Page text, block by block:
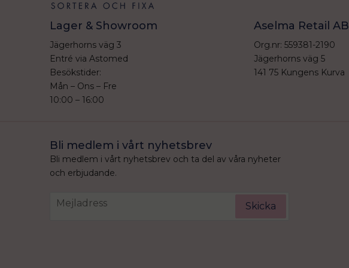
Lager & Showroom
Jägerhorns väg 3
Entré via Astomed
Besökstider:
Mån – Ons – Fre
10:00 – 16:00
Aselma Retail AB
Org.nr: 559381-2190
Jägerhorns väg 5
141 75 Kungens Kurva
Bli medlem i vårt nyhetsbrev
email
Mejladress Skicka
Bli medlem i vårt nyhetsbrev och ta del av våra nyheter
och erbjudande.